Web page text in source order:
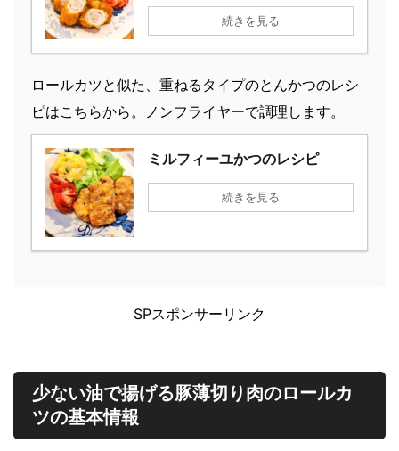
続きを見る
ロールカツと似た、重ねるタイプのとんかつのレシ
ピはこちらから。ノンフライヤーで調理します。
ミルフィーユかつのレシピ
続きを見る
SPスポンサーリンク
少ない油で揚げる豚薄切り肉のロールカ
ツの基本情報